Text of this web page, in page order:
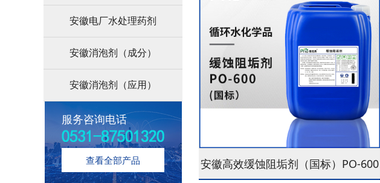
安徽电厂水处理药剂
安徽消泡剂（成分）
安徽消泡剂（应用）
服务咨询电话
查看全部产品 安徽高效缓蚀阻垢剂（国标）PO-600